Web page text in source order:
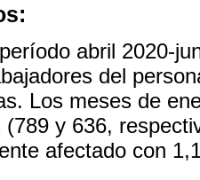
abril 2020-
del
Los meses de
(789 y 636,
afectado con